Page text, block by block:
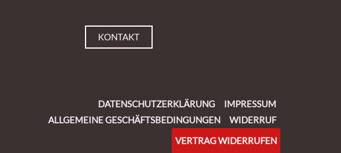
KONTAKT
DATENSCHUTZERKLÄRUNG
IMPRESSUM
ALLGEMEINE GESCHÄFTSBEDINGUNGEN
WIDERRUF
VERTRAG WIDERRUFEN